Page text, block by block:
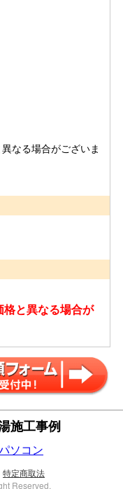
なる場合がございま
と異なる場合が
施工事例
ソコン
特定商取法
Reserved.